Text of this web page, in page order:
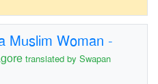
Muslim Woman -
translated by Swapan